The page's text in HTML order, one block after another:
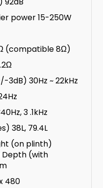
power 15-250W
(compatible 8Ω)
30Hz ~ 22kHz
3 .1kHz
38L, 79.4L
(on plinth)
Depth (with
480